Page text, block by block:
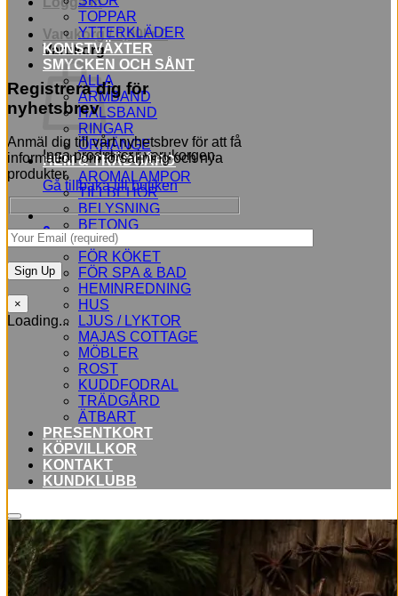
Registrera dig för
nyhetsbrev
Anmäl dig till vårt nyhetsbrev för att få
information om försäljning och nya
produkter.
×
Loading...
Varukorg /0,00kr 0
Varukorg
Inga produkter i varukorgen.
Gå tillbaka till butiken
0
TOPPAR
YTTERKLÄDER
KONSTVÄXTER
SMYCKEN OCH SÅNT
ALLA
ARMBAND
HALSBAND
RINGAR
ÖRHÄNGE
HEM & TRÄDGÅRD
AROMALAMPOR
TILLBEHÖR
BELYSNING
BETONG
BLOMMOR
FÖR KÖKET
FÖR SPA & BAD
HEMINREDNING
HUS
LJUS / LYKTOR
MAJAS COTTAGE
MÖBLER
ROST
KUDDFODRAL
TRÄDGÅRD
ÄTBART
PRESENTKORT
KÖPVILLKOR
KONTAKT
KUNDKLUBB